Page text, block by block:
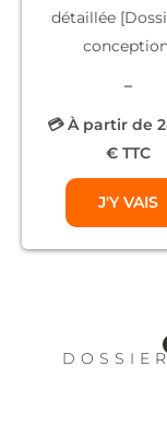
détaillée
–
💳 À partir de
€ TTC
J'Y VAIS